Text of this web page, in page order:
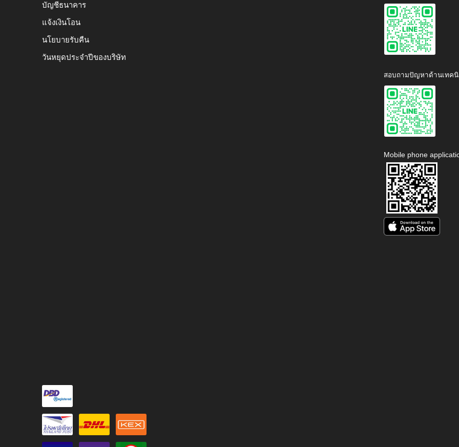
บัญชีธนาคาร
แจ้งเงินโอน
นโยบายรับคืน
วันหยุดประจำปีของบริษัท
สอบถามปัญหาด้านเทคนิ
Mobile phone